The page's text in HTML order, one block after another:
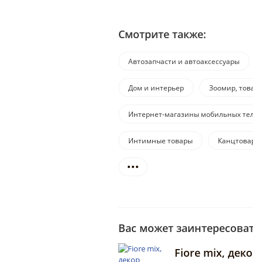
Смотрите также:
Автозапчасти и автоаксессуары
Дом и интерьер Зоомир,
Интернет-магазины мобильных
Интимные товары
Вас может
Fiore mix,